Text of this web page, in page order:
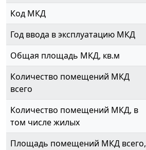
Код МКД
Год ввода в эксплуатацию МКД
Общая площадь МКД, кв.м
Количество помещений МКД
всего
Количество помещений МКД, в
том числе жилых
Площадь помещений МКД всего,